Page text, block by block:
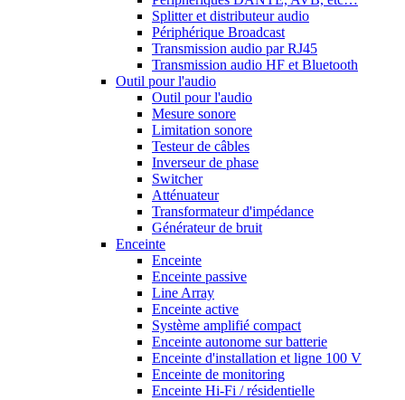
Splitter et distributeur audio
Périphérique Broadcast
Transmission audio par RJ45
Transmission audio HF et Bluetooth
Outil pour l'audio
Outil pour l'audio
Mesure sonore
Limitation sonore
Testeur de câbles
Inverseur de phase
Switcher
Atténuateur
Transformateur d'impédance
Générateur de bruit
Enceinte
Enceinte
Enceinte passive
Line Array
Enceinte active
Système amplifié compact
Enceinte autonome sur batterie
Enceinte d'installation et ligne 100 V
Enceinte de monitoring
Enceinte Hi-Fi / résidentielle